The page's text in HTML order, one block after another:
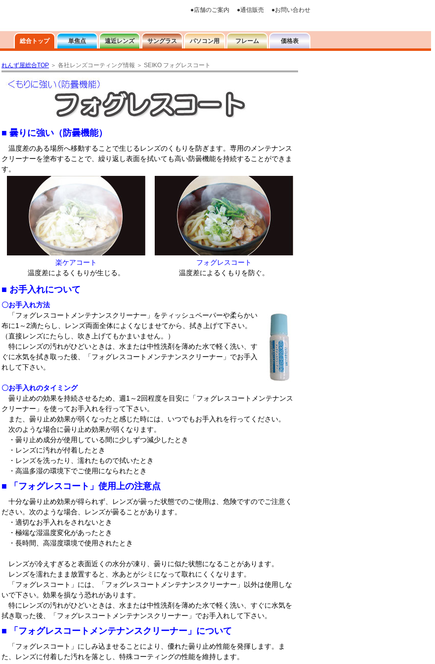
れんず屋総合TOP ＞ 各社レンズコーティング情報 ＞ SEIKO フォグレスコート
■ 曇りに強い（防曇機能）
温度差のある場所へ移動することで生じるレンズのくもりを防ぎます。専用のメンテナンス
クリーナーを塗布することで、繰り返し表面を拭いても高い防曇機能を持続することができま
す。
楽ケアコート
温度差によるくもりが生じる。
フォグレスコート
温度差によるくもりを防ぐ。
■ お手入れについて
〇お手入れ方法
「フォグレスコートメンテナンスクリーナー」をティッシュペーパーや柔らかい
布に1～2滴たらし、レンズ両面全体によくなじませてから、拭き上げて下さい。
（直接レンズにたらし、吹き上げてもかまいません。）
特にレンズの汚れがひどいときは、水または中性洗剤を薄めた水で軽く洗い、す
ぐに水気を拭き取った後、「フォグレスコートメンテナンスクリーナー」でお手入
れして下さい。
〇お手入れのタイミング
曇り止めの効果を持続させるため、週1～2回程度を目安に「フォグレスコートメンテナンス
クリーナー」を使ってお手入れを行って下さい。
また、曇り止め効果が弱くなったと感じた時には、いつでもお手入れを行ってください。
次のような場合に曇り止め効果が弱くなります。
・曇り止め成分が使用している間に少しずつ減少したとき
・レンズに汚れが付着したとき
・レンズを洗ったり、濡れたもので拭いたとき
・高温多湿の環境下でご使用になられたとき
■ 「フォグレスコート」使用上の注意点
十分な曇り止め効果が得られず、レンズが曇った状態でのご使用は、危険ですのでご注意く
ださい。次のような場合、レンズが曇ることがあります。
・適切なお手入れをされないとき
・極端な湿温度変化があったとき
・長時間、高湿度環境で使用されたとき
レンズが冷えすぎると表面近くの水分が凍り、曇りに似た状態になることがあります。
レンズを濡れたまま放置すると、水あとがシミになって取れにくくなります。
「フォグレスコート」には、「フォグレスコートメンテナンスクリーナー」以外は使用しな
いで下さい。効果を損なう恐れがあります。
特にレンズの汚れがひどいときは、水または中性洗剤を薄めた水で軽く洗い、すぐに水気を
拭き取った後、「フォグレスコートメンテナンスクリーナー」でお手入れして下さい。
■ 「フォグレスコートメンテナンスクリーナー」について
「フォグレスコート」にしみ込ませることにより、優れた曇り止め性能を発揮します。ま
た、レンズに付着した汚れを落とし、特殊コーティングの性能を維持します。